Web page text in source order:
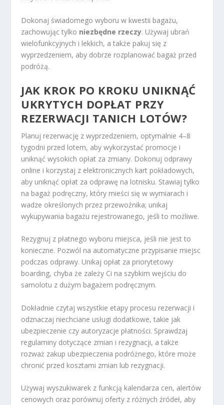
Dokonaj świadomego wyboru w kwestii bagażu,
zachowując tylko niezbędne rzeczy. Używaj ubrań
wielofunkcyjnych i lekkich, a także pakuj się z
wyprzedzeniem, aby dobrze rozplanować bagaż przed
podróżą.
JAK KROK PO KROKU UNIKNĄĆ
UKRYTYCH DOPŁAT PRZY
REZERWACJI TANICH LOTÓW?
Planuj rezerwację z wyprzedzeniem, optymalnie 4–8
tygodni przed lotem, aby wykorzystać promocje i
uniknąć wysokich opłat za zmiany. Dokonuj odprawy
online i korzystaj z elektronicznych kart pokładowych,
aby uniknąć opłat za odprawę na lotnisku. Stawiaj tylko
na bagaż podręczny, który mieści się w wymiarach i
wadze określonych przez przewoźnika; unikaj
wykupywania bagażu rejestrowanego, jeśli to możliwe.
Rezygnuj z płatnego wyboru miejsca, jeśli nie jest to
konieczne. Pozwól na automatyczne przypisanie miejsc
podczas odprawy. Unikaj opłat za priorytetowy
boarding, chyba że zależy Ci na szybkim wejściu do
samolotu z dużym bagażem podręcznym.
Dokładnie czytaj wszystkie etapy procesu rezerwacji i
odznaczaj niechciane usługi dodatkowe, takie jak
ubezpieczenie czy autoryzacje płatności. Sprawdzaj
regulaminy dotyczące zmian i rezygnacji, a także
rozważ zakup ubezpieczenia podróżnego, które może
chronić przed kosztami zmian lub rezygnacji.
Używaj wyszukiwarek z funkcją kalendarza cen, alertów
cenowych oraz porównuj oferty z różnych źródeł, aby